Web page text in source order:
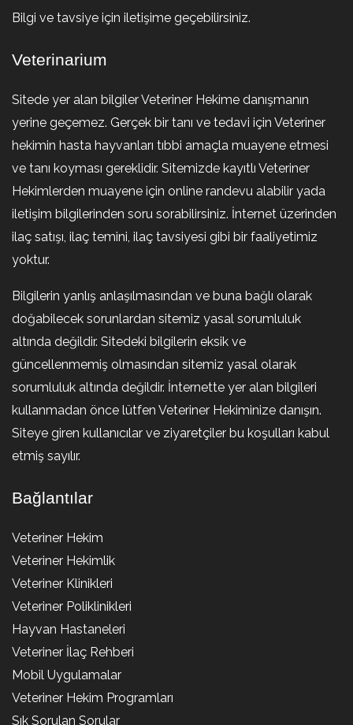
Bilgi ve tavsiye için iletişime geçebilirsiniz.
Veterinarium
Sitede yer alan bilgiler Veteriner Hekime danışmanın
yerine geçemez. Gerçek bir tanı ve tedavi için Veteriner
hekimin hasta hayvanları tıbbi amaçla muayene etmesi
ve tanı koyması gereklidir. Sitemizde kayıtlı Veteriner
Hekimlerden muayene için online randevu alabilir yada
iletişim bilgilerinden soru sorabilirsiniz. İnternet üzerinden
ilaç satışı, ilaç temini, ilaç tavsiyesi gibi bir faaliyetimiz
yoktur.
Bilgilerin yanlış anlaşılmasından ve buna bağlı olarak
doğabilecek sorunlardan sitemiz yasal sorumluluk
altında değildir. Sitedeki bilgilerin eksik ve
güncellenmemiş olmasından sitemiz yasal olarak
sorumluluk altında değildir. İnternette yer alan bilgileri
kullanmadan önce lütfen Veteriner Hekiminize danışın.
Siteye giren kullanıcılar ve ziyaretçiler bu koşulları kabul
etmiş sayılır.
Bağlantılar
Veteriner Hekim
Veteriner Hekimlik
Veteriner Klinikleri
Veteriner Poliklinikleri
Hayvan Hastaneleri
Veteriner İlaç Rehberi
Mobil Uygulamalar
Veteriner Hekim Programları
Sık Sorulan Sorular